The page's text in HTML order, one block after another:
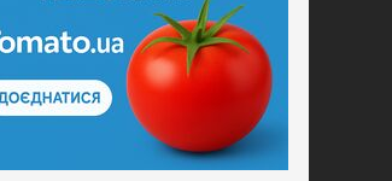
Додати заклад